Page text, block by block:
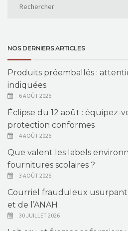
NOS DERNIERS ARTICLES
Produits préemballés :
indiquées
6 AOÛT 2026
Éclipse du 12 août : équipez-
protection conformes
4 AOÛT 2026
Que valent les labels
fournitures scolaires ?
3 AOÛT 2026
Courriel frauduleux usurpant
et de l’ANAH
30 JUILLET 2026